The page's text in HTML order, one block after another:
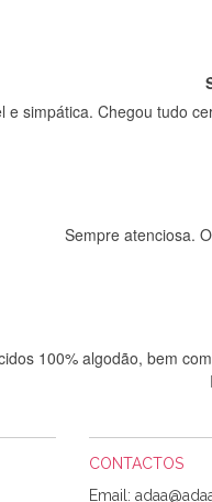
e simpática. Chegou tudo
Sempre atenciosa.
100% algodão, bem
CONTACTOS
Email: